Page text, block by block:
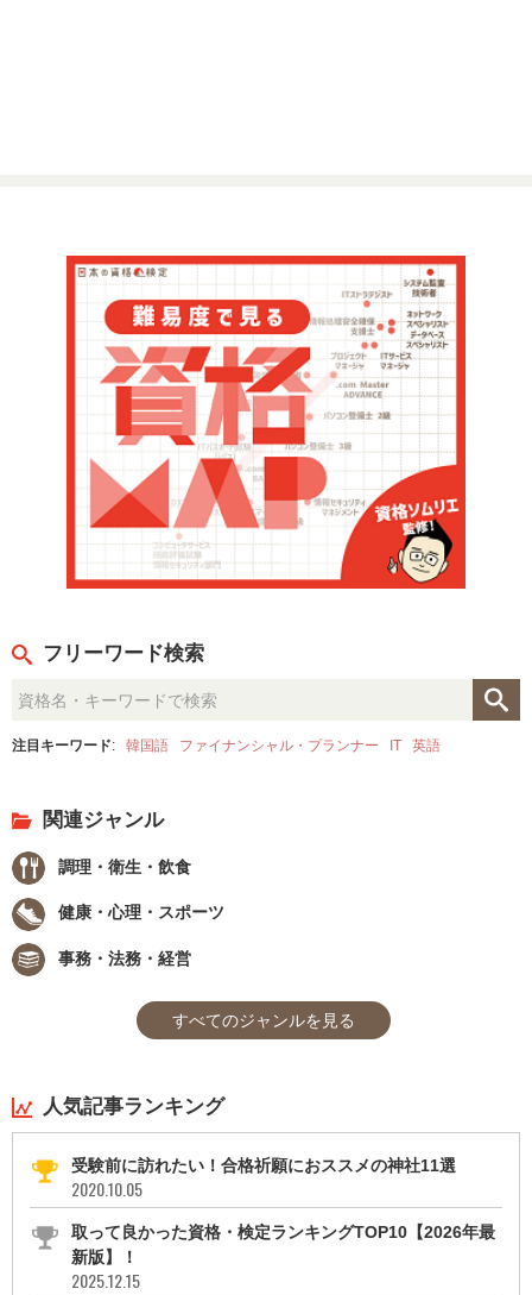
フリーワード検索
注目キーワード: 韓国語 ファイナンシャル・プランナー IT 英語
関連ジャンル
調理・衛生・飲食
健康・心理・スポーツ
事務・法務・経営
すべてのジャンルを見る
人気記事ランキング
受験前に訪れたい！合格祈願におススメの神社11選
2020.10.05
取って良かった資格・検定ランキングTOP10【2026年最
新版】！
2025.12.15